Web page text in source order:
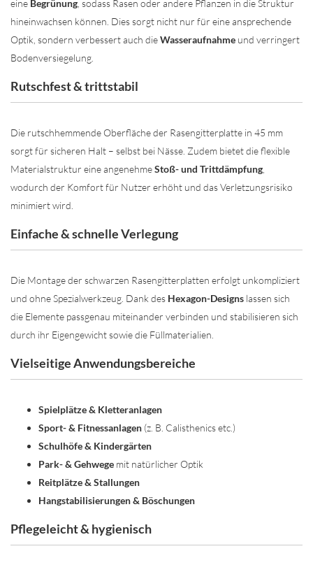
eine Begrünung , sodass Rasen oder andere Pflanzen in die Struktur
hineinwachsen können. Dies sorgt nicht nur für eine ansprechende
Optik, sondern verbessert auch dieWasseraufnahme und verringert
Bodenversiegelung.
Rutschfest & trittstabil
Die rutschhemmende Oberfläche der Rasengitterplatte in 45 mm
sorgt für sicheren Halt – selbst bei Nässe. Zudem bietet die flexible
Materialstruktur eine angenehmeStoß- und Trittdämpfung
wodurch der Komfort für Nutzer erhöht und das Verletzungsrisiko
minimiert wird.
Einfache & schnelle Verlegung
Die Montage der schwarzen Rasengitterplatten erfolgt unkompliziert
und ohne Spezialwerkzeug. Dank des Hexagon-Designs lassen sich
die Elemente passgenau miteinander verbinden und stabilisieren sich
durch ihr Eigengewicht sowie die Füllmaterialien.
Vielseitige Anwendungsbereiche
Spielplätze & Kletteranlagen
Sport- & Fitnessanlagen (z. B. Calisthenics etc.)
Schulhöfe & Kindergärten
Park- & Gehwege mit natürlicher Optik
Reitplätze & Stallungen
Hangstabilisierungen & Böschungen
Pflegeleicht & hygienisch